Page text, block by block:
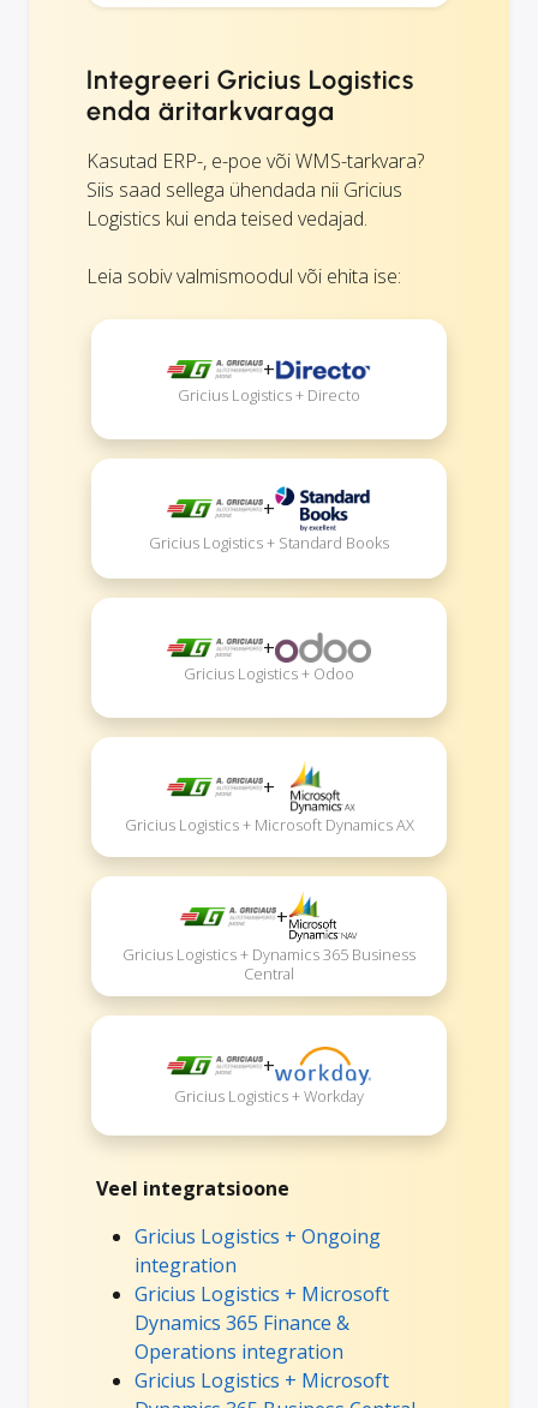
Integreeri Gricius Logistics
enda äritarkvaraga
Kasutad ERP-, e-poe või WMS-tarkvara?
Siis saad sellega ühendada nii Gricius
Logistics kui enda teised vedajad.
Leia sobiv valmismoodul või ehita ise:
+
Gricius Logistics + Directo
+
Gricius Logistics + Standard Books
+
Gricius Logistics + Odoo
+
Gricius Logistics + Microsoft Dynamics AX
+
Gricius Logistics + Dynamics 365 Business
Central
+
Gricius Logistics + Workday
Veel integratsioone
Gricius Logistics + Ongoing
integration
Gricius Logistics + Microsoft
Dynamics 365 Finance &
Operations integration
Gricius Logistics + Microsoft